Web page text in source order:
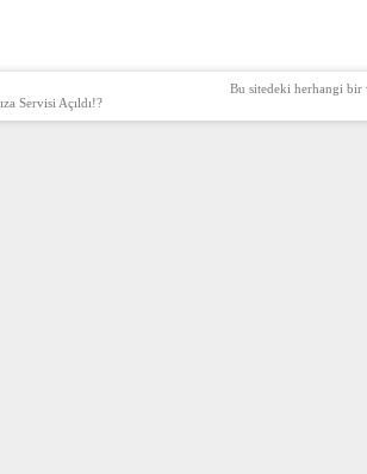
Servisi Açıldı!?
Bu sitedeki herhangi bir